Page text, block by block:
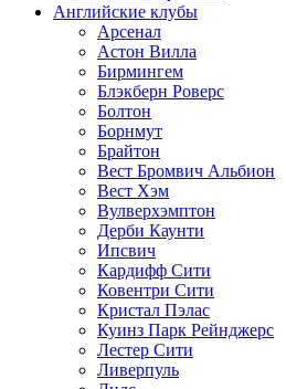
Английские клубы
Арсенал
Астон Вилла
Бирмингем
Блэкберн Роверс
Болтон
Борнмут
Брайтон
Вест Бромвич Альбион
Вест Хэм
Вулверхэмптон
Дерби Каунти
Ипсвич
Кардифф Сити
Ковентри Сити
Кристал Пэлас
Куинз Парк Рейнджерс
Лестер Сити
Ливерпуль